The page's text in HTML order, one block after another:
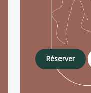
Réserver